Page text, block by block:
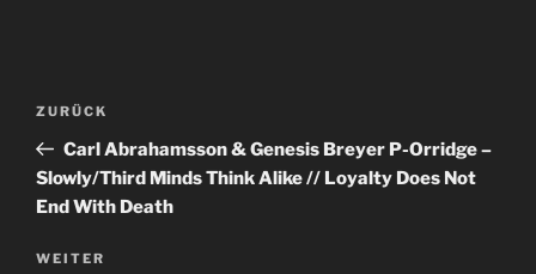
Beitragsnavigation
Vorheriger
Beitrag
ZURÜCK
Carl Abrahamsson & Genesis Breyer P-Orridge –
Slowly/Third Minds Think Alike // Loyalty Does Not
End With Death
Nächster
WEITER